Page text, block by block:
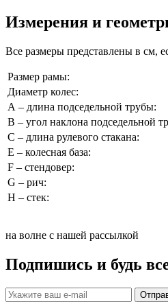
Измерения и
Все размеры представлены в см,
Размер рамы:
Диаметр колес:
А – длина подседельной трубы:
В – угол наклона подседельной
С – длина рулевого стакана:
Е – колесная база:
F – стендовер:
G – рич:
H – стек:
на волне с нашей рассылкой
Подпишись и будь